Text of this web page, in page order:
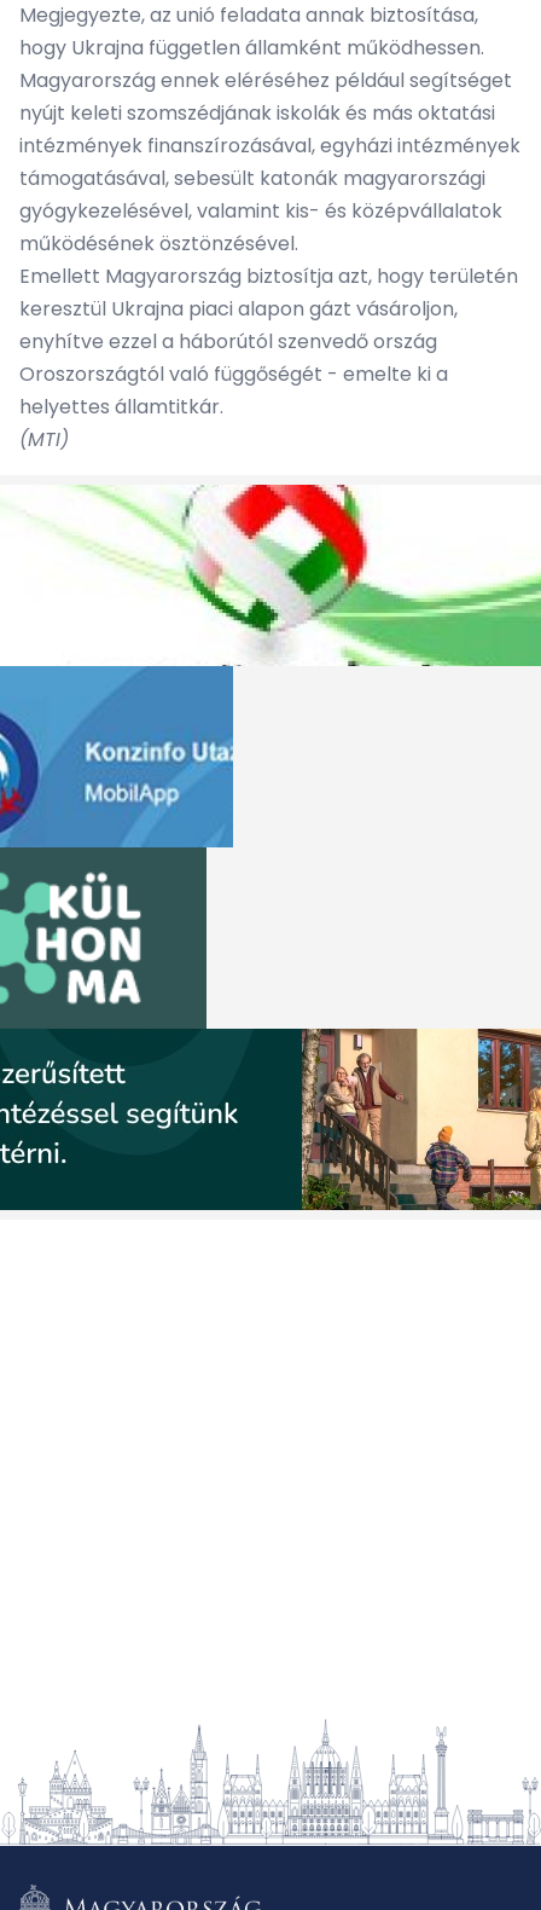
Megjegyezte, az unió feladata annak biztosítása,
hogy Ukrajna független államként működhessen.
Magyarország ennek eléréséhez például segítséget
nyújt keleti szomszédjának iskolák és más oktatási
intézmények finanszírozásával, egyházi intézmények
támogatásával, sebesült katonák magyarországi
gyógykezelésével, valamint kis- és középvállalatok
működésének ösztönzésével.
Emellett Magyarország biztosítja azt, hogy területén
keresztül Ukrajna piaci alapon gázt vásároljon,
enyhítve ezzel a háborútól szenvedő ország
Oroszországtól való függőségét - emelte ki a
helyettes államtitkár.
(MTI)